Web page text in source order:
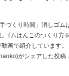
くり時間」消しゴム
ゴムはんこのつくり方
画で紹介しています
がシェアした投稿 ...